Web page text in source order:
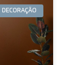
DECORAÇÃO